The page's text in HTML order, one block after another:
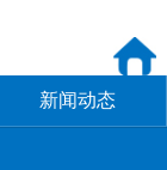
新闻动态